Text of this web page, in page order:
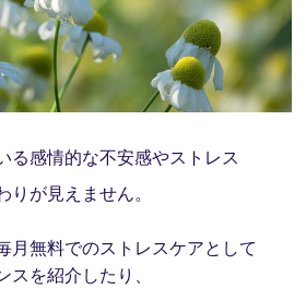
る感情的な不安感やストレス
りが見えません。
月無料でのストレスケアとして
スを紹介したり、